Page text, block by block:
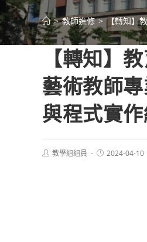
> 教師進修 > 【轉知】
【轉知】
藝術教師
與程式實
Post教學組組員
Post2024-04-10